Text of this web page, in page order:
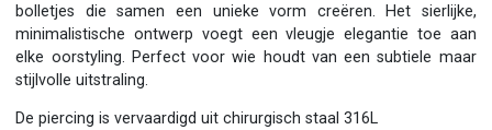
bolletjes die samen een unieke vorm creëren. Het sierlijke,
minimalistische ontwerp voegt een vleugje elegantie toe aan
elke oorstyling. Perfect voor wie houdt van een subtiele maar
stijlvolle uitstraling.
De piercing is vervaardigd uit chirurgisch staal 316L